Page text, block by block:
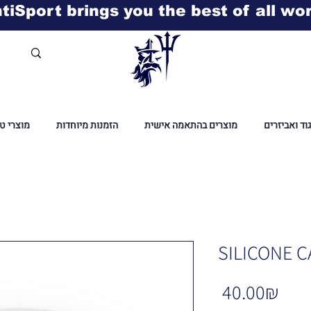
brings you the best of all
ואביזרים מוצרים בהתאמה אישית הזמנות מיוחדות מוצרי
SILICONE
‏40.00 ‏₪